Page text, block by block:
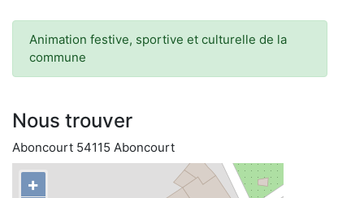
Animation festive, sportive et culturelle de la
commune
Nous trouver
Aboncourt 54115 Aboncourt
+